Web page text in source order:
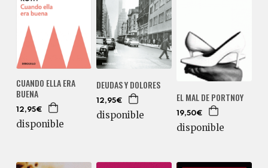
CUANDO ELLA ERA
BUENA
12,95€
disponible
DEUDAS Y DOLORES
12,95€
disponible
EL MAL DE PORTNOY
19,50€
disponible